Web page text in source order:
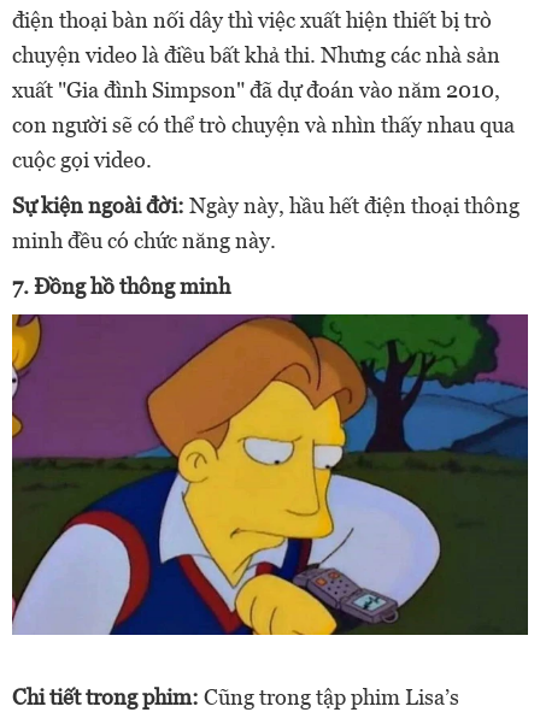
điện thoại bàn nối dây thì việc xuất hiện thiết bị trò
chuyện video là điều bất khả thi. Nhưng các nhà sản
xuất "Gia đình Simpson" đã dự đoán vào năm 2010,
con người sẽ có thể trò chuyện và nhìn thấy nhau qua
cuộc gọi video.
Sự kiện ngoài đời: Ngày này, hầu hết điện thoại thông
minh đều có chức năng này.
7.Đồng hồ thông minh
Chi tiết trong phim: Cũng trong tập phim Lisa’s